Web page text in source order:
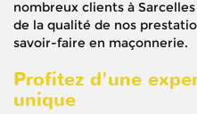
nombreux clients à
de la qualité de nos
savoir-faire en maçonnerie.
Profitez d'une
unique